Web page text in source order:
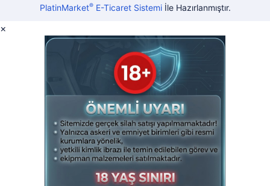
PlatinMarket®E-Ticaret Sistemiİle Hazırlanmıştır.
×